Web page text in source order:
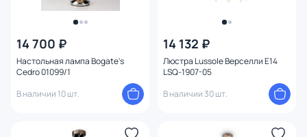
14 700 ₽
Настольная лампа Bogate's
Cedro 01099/1
В наличии 10 шт.
14 132 ₽
Люстра Lussole Верселли E14
LSQ-1907-05
В наличии 30 шт.